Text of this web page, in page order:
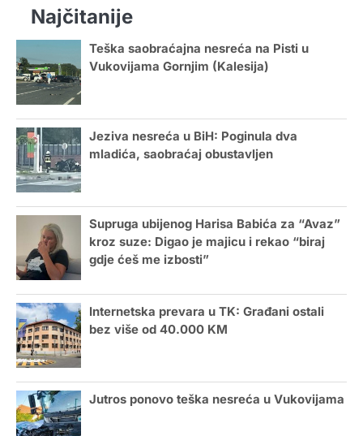
Najčitanije
Teška saobraćajna nesreća na Pisti u
Vukovijama Gornjim (Kalesija)
Jeziva nesreća u BiH: Poginula dva
mladića, saobraćaj obustavljen
Supruga ubijenog Harisa Babića za “Avaz”
kroz suze: Digao je majicu i rekao “biraj
gdje ćeš me izbosti”
Internetska prevara u TK: Građani ostali
bez više od 40.000 KM
Jutros ponovo teška nesreća u Vukovijama